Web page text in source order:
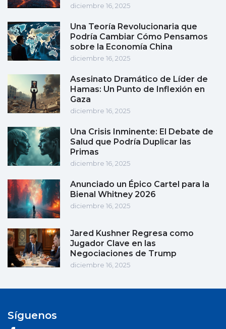
diciembre 16, 2025
Una Teoría Revolucionaria que
Podría Cambiar Cómo Pensamos
sobre la Economía China
diciembre 16, 2025
Asesinato Dramático de Líder de
Hamas: Un Punto de Inflexión en
Gaza
diciembre 16, 2025
Una Crisis Inminente: El Debate de
Salud que Podría Duplicar las
Primas
diciembre 16, 2025
Anunciado un Épico Cartel para la
Bienal Whitney 2026
diciembre 16, 2025
Jared Kushner Regresa como
Jugador Clave en las
Negociaciones de Trump
diciembre 16, 2025
Síguenos